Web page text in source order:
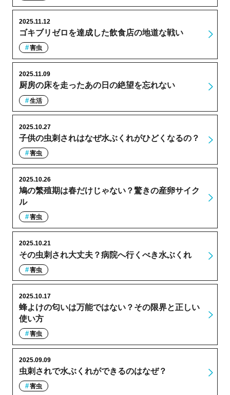
ゴキブリゼロを達成した飲食店の地道な戦い
2025.11.12
害虫
厨房の床を走ったあの日の絶望を忘れない
2025.11.09
生活
子供の虫刺されはなぜ水ぶくれがひどくなるの？
2025.10.27
害虫
鳩の繁殖期は春だけじゃない？驚きの産卵サイク
ル
2025.10.26
害虫
その虫刺され大丈夫？病院へ行くべき水ぶくれ
2025.10.21
害虫
蜂よけの匂いは万能ではない？その限界と正しい
使い方
2025.10.17
害虫
虫刺されで水ぶくれができるのはなぜ？
2025.09.09
害虫